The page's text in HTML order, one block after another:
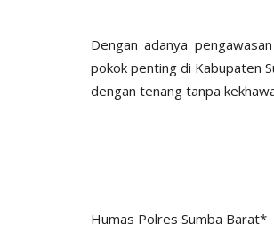
Dengan adanya
pokok penting di Kabupaten
dengan tenang tanpa
Humas Polres Sumba Barat*